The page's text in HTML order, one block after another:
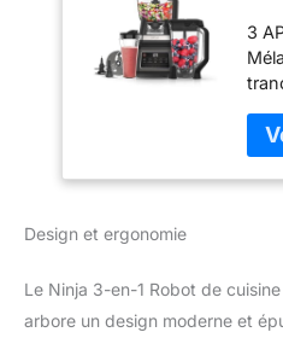
Bol
3
Design et ergonomie
Le Ninja 3-en-1 Robot de
arbore un design moderne et